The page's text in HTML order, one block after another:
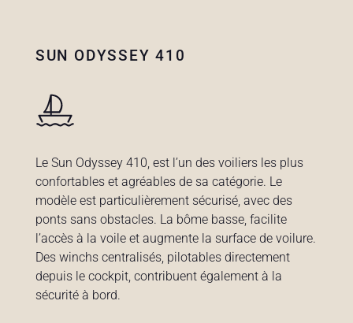
SUN ODYSSEY 410
Le Sun Odyssey 410, est l’un des voiliers les plus
confortables et agréables de sa catégorie. Le
modèle est particulièrement sécurisé, avec des
ponts sans obstacles. La bôme basse, facilite
l’accès à la voile et augmente la surface de voilure.
Des winchs centralisés, pilotables directement
depuis le cockpit, contribuent également à la
sécurité à bord.